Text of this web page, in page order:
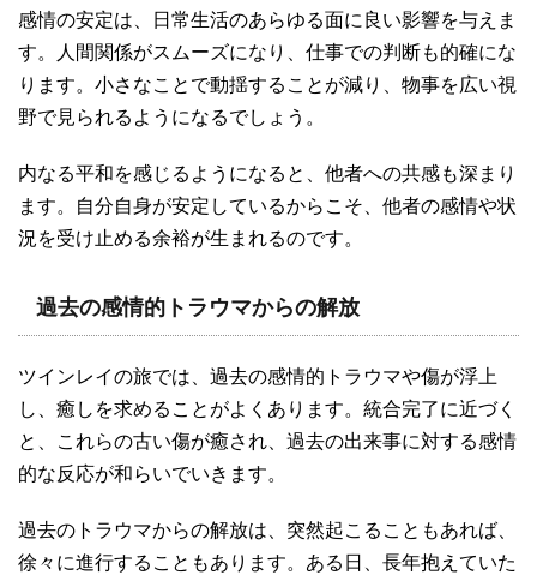
感情の安定は、日常生活のあらゆる面に良い影響を与えま
す。人間関係がスムーズになり、仕事での判断も的確にな
ります。小さなことで動揺することが減り、物事を広い視
野で見られるようになるでしょう。
内なる平和を感じるようになると、他者への共感も深まり
ます。自分自身が安定しているからこそ、他者の感情や状
況を受け止める余裕が生まれるのです。
過去の感情的トラウマからの解放
ツインレイの旅では、過去の感情的トラウマや傷が浮上
し、癒しを求めることがよくあります。統合完了に近づく
と、これらの古い傷が癒され、過去の出来事に対する感情
的な反応が和らいでいきます。
過去のトラウマからの解放は、突然起こることもあれば、
徐々に進行することもあります。ある日、長年抱えていた